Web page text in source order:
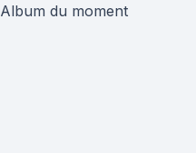
Album du moment